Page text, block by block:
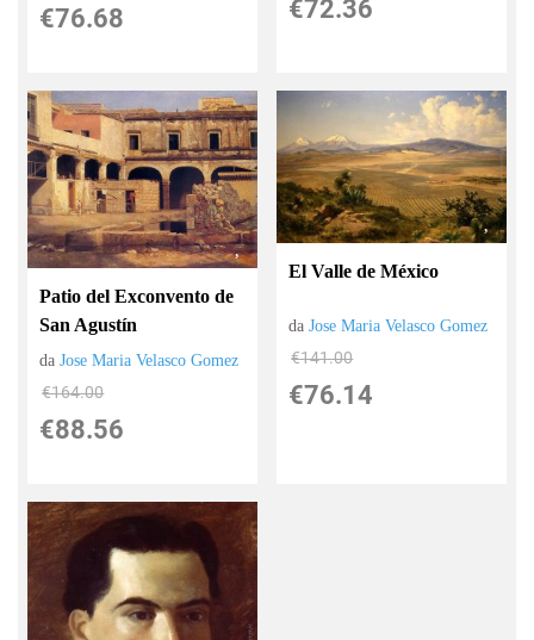
€76.68 €72.36
Patio del Exconvento de
San Agustín
daJose Maria Velasco Gomez
€164.00
€88.56
El Valle de México
daJose Maria Velasco Gomez
€141.00
€76.14